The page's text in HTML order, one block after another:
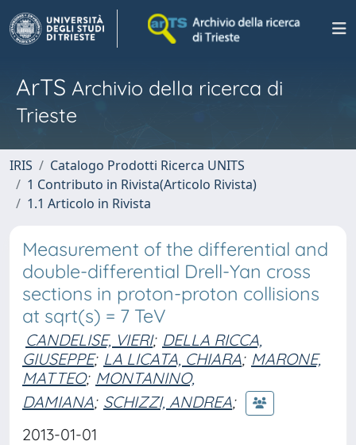
ArTS Archivio della ricerca di
Trieste
IRIS
Catalogo Prodotti Ricerca UNITS
1 Contributo in Rivista(Articolo Rivista)
1.1 Articolo in Rivista
Measurement of the differential and
double-differential Drell-Yan cross
sections in proton-proton collisions
at sqrt(s) = 7 TeV
CANDELISE, VIERI; DELLA RICCA,
GIUSEPPE; LA LICATA, CHIARA; MARONE,
MATTEO; MONTANINO,
DAMIANA; SCHIZZI, ANDREA;
2013-01-01